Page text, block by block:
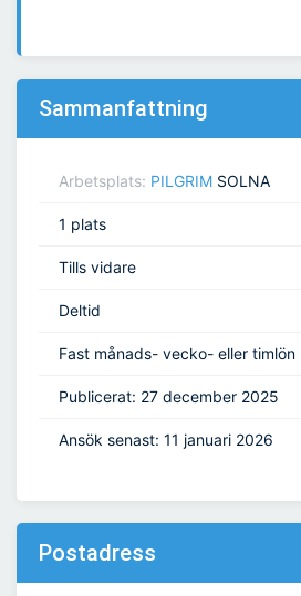
Sammanfattning
Arbetsplats: PILGRIM SOLNA
1 plats
Tills vidare
Deltid
Fast månads- vecko- eller timlön
Publicerat: 27 december 2025
Ansök senast: 11 januari 2026
Postadress